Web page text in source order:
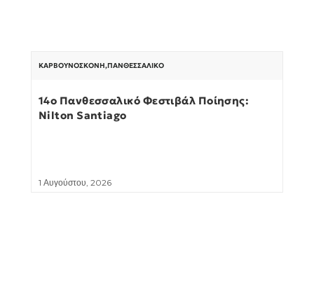
ΚΑΡΒΟΥΝΌΣΚΟΝΗ,ΠΑΝΘΕΣΣΑΛΙΚΌ
14ο Πανθεσσαλικό Φεστιβάλ Ποίησης:
Nilton Santiago
1 Αυγούστου, 2026